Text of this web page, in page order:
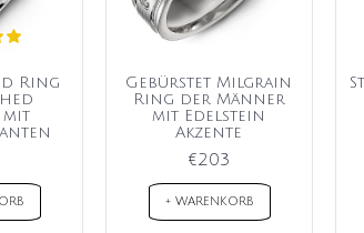
Ring
mit
Gebürstet Milgrain
Ring der Männer
mit Edelstein
Akzente
€203
+ WARENKORB